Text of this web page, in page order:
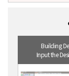
Building
Input the